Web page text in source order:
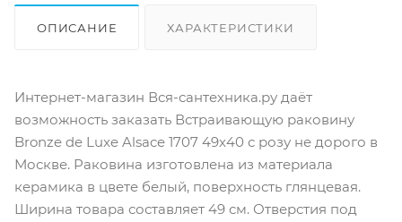
ОПИСАНИЕ ХАРАКТЕРИСТИКИ
Интернет-магазин Вся-сантехника.ру даёт
возможность заказать Встраивающую раковину
Bronze de Luxe Alsace 1707 49x40 с розу не дорого в
Москве. Раковина изготовлена из материала
керамика в цвете белый, поверхность глянцевая.
Ширина товара составляет 49 см. Отверстия под